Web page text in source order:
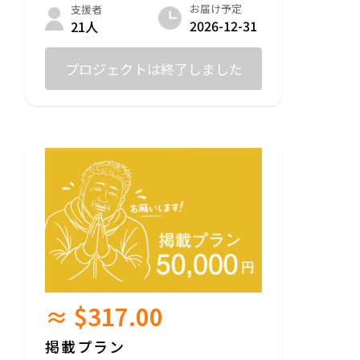
支援者
21人
お届け予定
2026-12-31
プロジェクトは終了しました
≈ $317.00
掲載プラン